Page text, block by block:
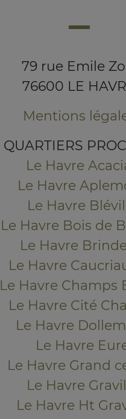
79 rue Emile
76600 LE
Mentions
QUARTIERS
Le Havre
Le Havre
Le Havre
Le Havre Bois de
Le Havre
Le Havre
Le Havre Champs
Le Havre Cité
Le Havre
Le Havre
Le Havre Grand
Le Havre
Le Havre Ht